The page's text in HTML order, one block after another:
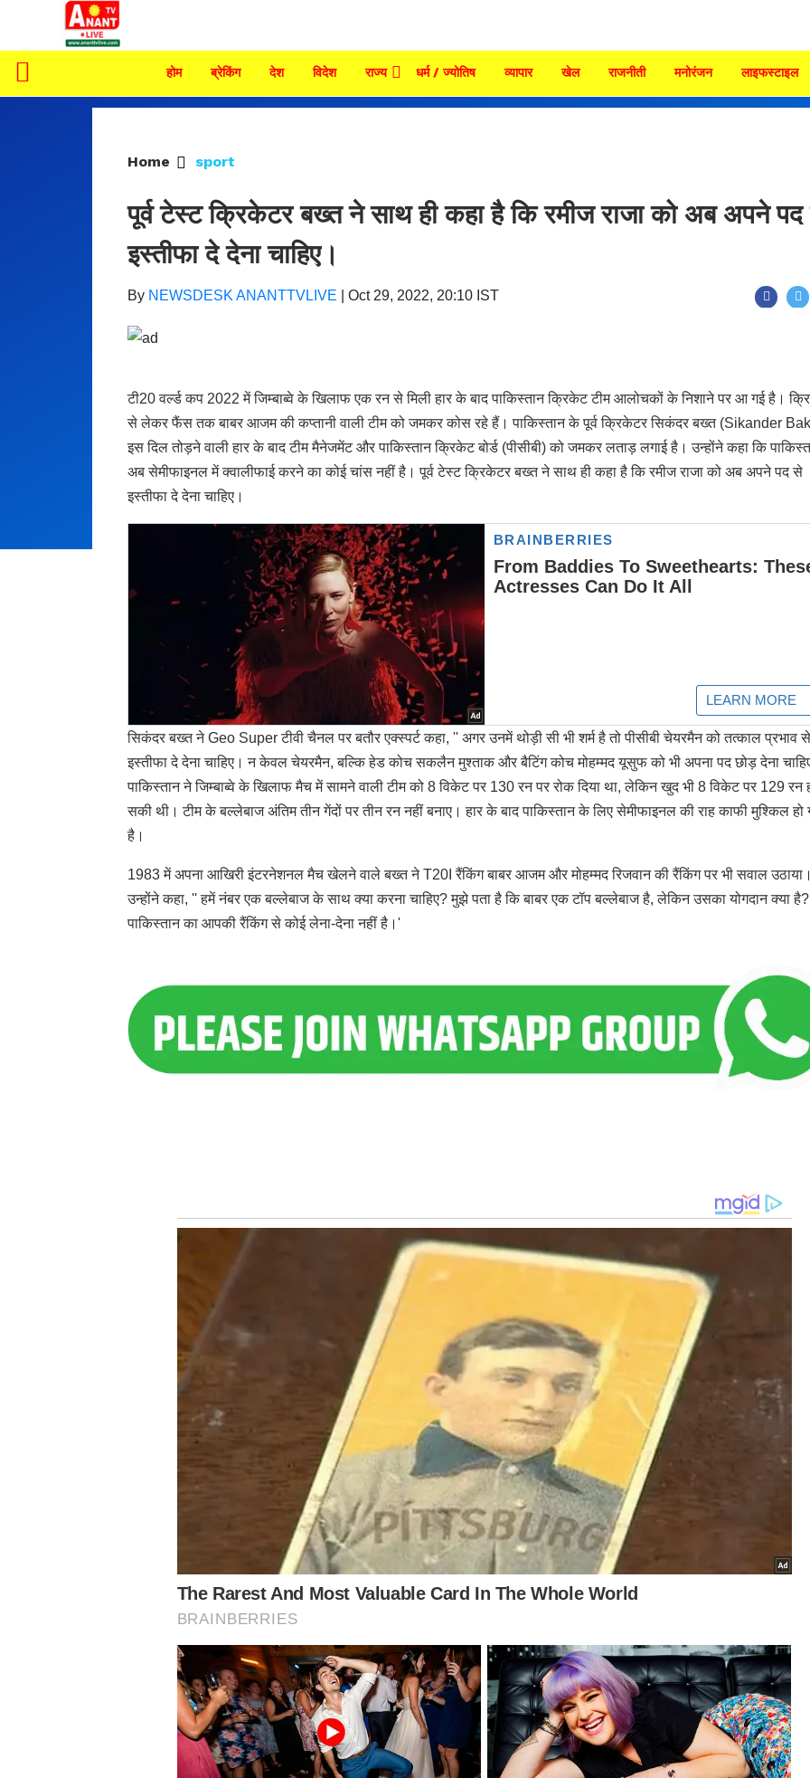
होम ब्रेकिंग देश विदेश राज्य धर्म / ज्योतिष व्यापार खेल राजनीती मनोरंजन लाइफस्टाइल
Home sport
पूर्व टेस्ट क्रिकेटर बख्त ने साथ ही कहा है कि रमीज राजा को अब अपने
इस्तीफा दे देना चाहिए।
By NEWSDESK ANANTTVLIVE Oct 29, 2022, 20:10 IST
टी20 वर्ल्ड कप 2022 में जिम्बाब्वे के खिलाफ एक रन से मिली हार के बाद पाकिस्तान क्रिकेट टीम आलोचकों के निशाने पर आ गई है।
से लेकर फैंस तक बाबर आजम की कप्तानी वाली टीम को जमकर कोस रहे हैं। पाकिस्तान के पूर्व क्रिकेटर सिकंदर बख्त (Sikander
इस दिल तोड़ने वाली हार के बाद टीम मैनेजमेंट और पाकिस्तान क्रिकेट बोर्ड (पीसीबी) को जमकर लताड़ लगाई है। उन्होंने कहा कि
अब सेमीफाइनल में क्वालीफाई करने का कोई चांस नहीं है। पूर्व टेस्ट क्रिकेटर बख्त ने साथ ही कहा है कि रमीज राजा को अब अपने पद से
इस्तीफा दे देना चाहिए।
सिकंदर बख्त ने Geo Super टीवी चैनल पर बतौर एक्स्पर्ट कहा, '' अगर उनमें थोड़ी सी भी शर्म है तो पीसीबी चेयरमैन को तत्काल प्रभाव से
इस्तीफा दे देना चाहिए। न केवल चेयरमैन, बल्कि हेड कोच सकलैन मुश्ताक और बैटिंग कोच मोहम्मद यूसुफ को भी अपना पद छोड़ देना
पाकिस्तान ने जिम्बाब्वे के खिलाफ मैच में सामने वाली टीम को 8 विकेट पर 130 रन पर रोक दिया था, लेकिन खुद भी 8 विकेट पर 129 रन
सकी थी। टीम के बल्लेबाज अंतिम तीन गेंदों पर तीन रन नहीं बनाए। हार के बाद पाकिस्तान के लिए सेमीफाइनल की राह काफी मुश्किल हो
है।
1983 में अपना आखिरी इंटरनेशनल मैच खेलने वाले बख्त ने T20I रैंकिंग बाबर आजम और मोहम्मद रिजवान की रैंकिंग पर भी सवाल
उन्होंने कहा, '' हमें नंबर एक बल्लेबाज के साथ क्या करना चाहिए? मुझे पता है कि बाबर एक टॉप बल्लेबाज है, लेकिन उसका योगदान क्या है?
पाकिस्तान का आपकी रैंकिंग से कोई लेना-देना नहीं है।'